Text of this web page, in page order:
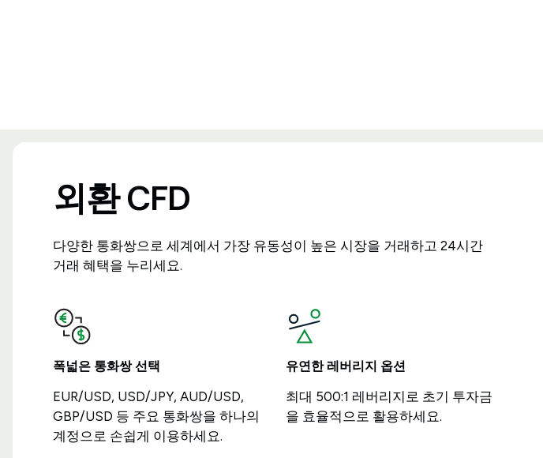
외환 CFD
다양한 통화쌍으로 세계에서 가장 유동성이 높은 시장을 거래하고 24시간
거래 혜택을 누리세요.
폭넓은 통화쌍 선택
EUR/USD, USD/JPY, AUD/USD,
GBP/USD 등 주요 통화쌍을 하나의
계정으로 손쉽게 이용하세요.
유연한 레버리지 옵션
최대 500:1 레버리지로 초기 투자금
을 효율적으로 활용하세요.